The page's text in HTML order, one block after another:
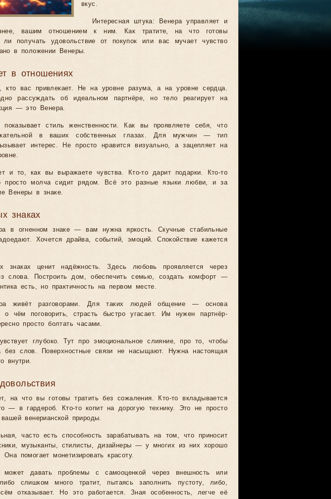
вкус.
Интересная штука: Венера управляет и
вашим отношением к ним. Как тратите, на что готовы
ли получать удовольствие от покупок или вас мучает чувство
в положении Венеры.
в отношениях
кто вас привлекает. Не на уровне разума, а на уровне сердца.
рассуждать об идеальном партнёре, но тело реагирует на
— это Венера.
стиль женственности. Как вы проявляете себя, что
в ваших собственных глазах. Для мужчин — тип
интерес. Не просто нравится визуально, а зацепляет на
и то, как вы выражаете чувства. Кто-то дарит подарки. Кто-то
просто молча сидит рядом. Всё это разные языки любви, и за
Венеры в знаке.
знаках
в огненном знаке — вам нужна яркость. Скучные стабильные
Хочется драйва, событий, эмоций. Спокойствие кажется
знаках ценит надёжность. Здесь любовь проявляется через
слова. Построить дом, обеспечить семью, создать комфорт —
есть, но практичность на первом месте.
живёт разговорами. Для таких людей общение — основа
чём поговорить, страсть быстро угасает. Им нужен партнёр-
просто болтать часами.
глубоко. Тут про эмоциональное слияние, про то, чтобы
без слов. Поверхностные связи не насыщают. Нужна настоящая
внутри.
на что вы готовы тратить без сожаления. Кто-то вкладывается
— в гардероб. Кто-то копит на дорогую технику. Это не просто
венерианской природы.
часто есть способность зарабатывать на том, что приносит
музыканты, стилисты, дизайнеры — у многих из них хорошо
помогает монетизировать красоту.
давать проблемы с самооценкой через внешность или
слишком много тратит, пытаясь заполнить пустоту, либо,
отказывает. Но это работается. Зная особенность, легче её